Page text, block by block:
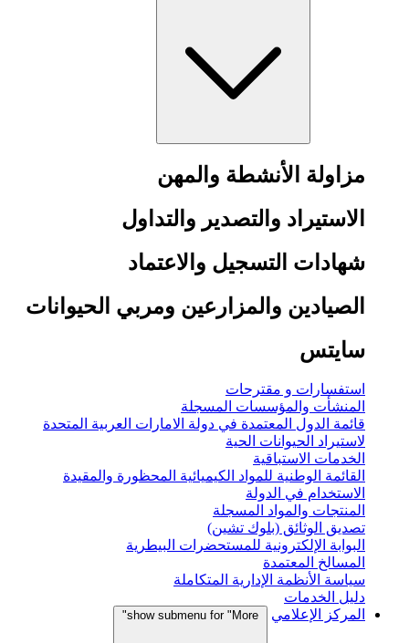
مزاولة الأنشطة والمهن
الاستيراد والتصدير والتداول
شهادات التسجيل والاعتماد
الصيادين والمزارعين ومربي الحيوانات
سايتس
استفسارات و مقترحات
المنشأت والمؤسسات المسجلة
قائمة الدول المعتمدة في دولة الامارات العربية المتحدة
لاستيراد الحيوانات الحية
الخدمات الاستباقية
القائمة الوطنية للمواد الكيميائية المحظورة والمقيدة
الاستخدام في الدولة
المنتجات والمواد المسجلة
تصديق الوثائق (بلوك تشين)
البوابة الإلكترونية للمستحضرات البيطرية
المسالخ المعتمدة
سياسة الأنظمة الإدارية المتكاملة
دليل الخدمات
المركز الإعلامي
show submenu for "More"